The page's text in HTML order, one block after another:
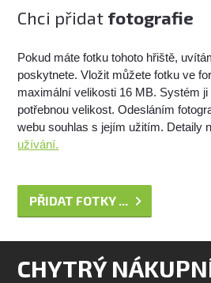
Chci přidat fotografie
Pokud máte fotku tohoto hřiště,
poskytnete. Vložit můžete fotku ve
maximální velikosti 16 MB. Systém
potřebnou velikost. Odesláním
webu souhlas s jejím užitím. Detaily
užívání.
PŘIDAT FOTKY ...
CHYTRÝ